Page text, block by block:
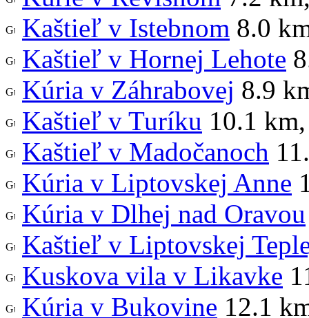
Kaštieľ v Istebnom 8.0
Kaštieľ v Hornej Lehote
Kúria v Záhrabovej 8.9
Kaštieľ v Turíku 10.1 km,
Kaštieľ v Madočanoch
Kúria v Liptovskej Anne
Kúria v Dlhej nad Oravou
Kaštieľ v Liptovskej
Kuskova vila v Likavke
Kúria v Bukovine 12.1